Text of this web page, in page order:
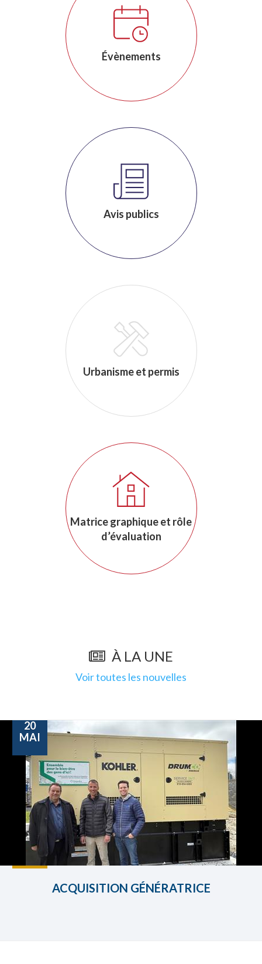
Évènements
Avis publics
Urbanisme et permis
Matrice graphique et rôle
d’évaluation
À LA UNE
Voir toutes les nouvelles
20
MAI
ACQUISITION GÉNÉRATRICE